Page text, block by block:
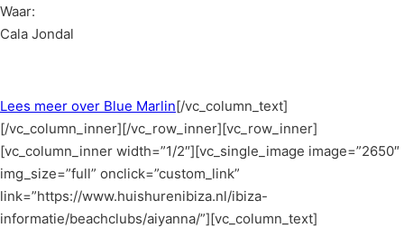
Waar:
Cala Jondal
Lees meer over Blue Marlin[/vc_column_text]
[/vc_column_inner][/vc_row_inner][vc_row_inner]
[vc_column_inner width=”1/2″][vc_single_image image=”2650″
img_size=”full” onclick=”custom_link”
link=”https://www.huishurenibiza.nl/ibiza-
informatie/beachclubs/aiyanna/”][vc_column_text]